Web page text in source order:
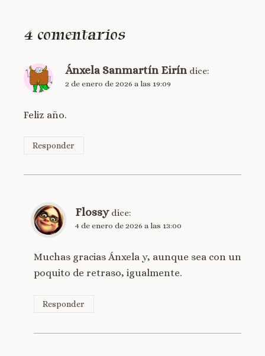
4 comentarios
Ánxela Sanmartín Eirín dice:
2 de enero de 2026 a las 19:09
Feliz año.
Responder
Flossy dice:
4 de enero de 2026 a las 13:00
Muchas gracias Ánxela y, aunque sea con un
poquito de retraso, igualmente.
Responder